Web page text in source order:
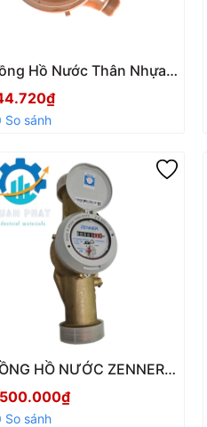
Hồ Nước Thân Nhựa
Minh Hòa DN15 (21mm) –
Tốt, Chính Hãng, Chất
Ổn Định
HỒ NƯỚC ZENNER